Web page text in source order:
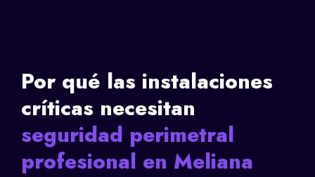
Por qué las instalaciones
críticas necesitan
seguridad perimetral
profesional en Meliana